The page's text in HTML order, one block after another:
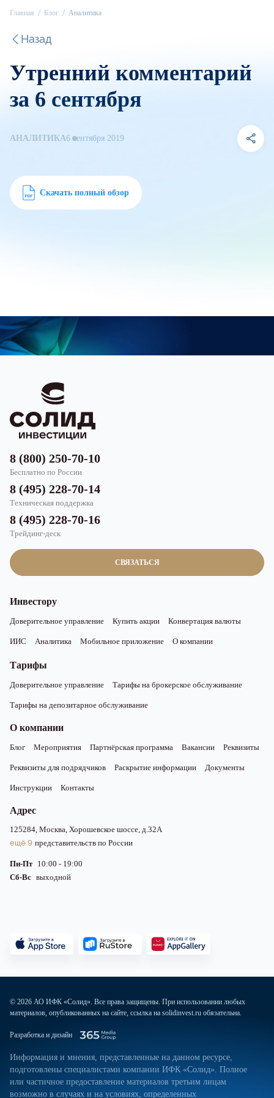
Главная Блог Аналитика
Назад
Утренний комментарий
за 6 сентября
АНАЛИТИКА6 сентября 2019
Скачать полный обзор
СВЯЗАТЬСЯ
8 (800) 250-70-10
Бесплатно по России
8 (495) 228-70-14
Техническая поддержка
8 (495) 228-70-16
Трейдинг-деск
Инвестору
Доверительное управление Купить акции Конвертация валюты
ИИС Аналитика Мобильное приложение О компании
Тарифы
Доверительное управление Тарифы на брокерское обслуживание
Тарифы на депозитарное обслуживание
О компании
Блог Мероприятия Партнёрская программа Вакансии Реквизиты
Реквизиты для подрядчиков Раскрытие информации Документы
Инструкции Контакты
Адрес
125284, Москва, Хорошевское шоссе, д.32А
ещё 9 представительств по России
Пн-Пт 10:00 - 19:00
Сб-Вс выходной
© 2026 АО ИФК «Солид». Все права защищены. При использовании любых
материалов, опубликованных на сайте, ссылка на solidinvest.ru обязательна.
Разработка и дизайн
Информация и мнения, представленные на данном ресурсе,
подготовлены специалистами компании ИФК «Солид». Полное
или частичное предоставление материалов третьим лицам
возможно в случаях и на условиях, определенных